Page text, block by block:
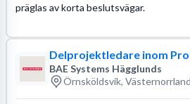
präglas av korta beslutsvägar.
Delprojektledare inom
BAE Systems Hägglunds
Örnsköldsvik,